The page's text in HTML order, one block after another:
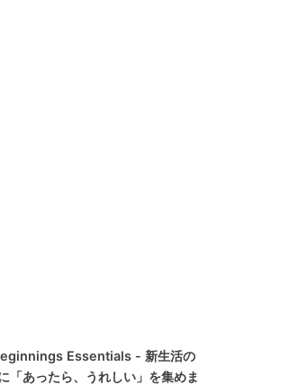
Essentials - 新生活の
「あったら、うれしい」を集めま